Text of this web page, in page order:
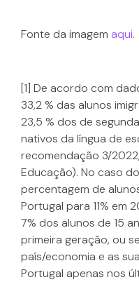
Fonte da imagem aqui.
[1] De acordo com
33,2 % das alunos
23,5 % dos de
nativos da língua de
recomendação 3/
Educação). No caso do
percentagem de
Portugal para 11% em
7% dos alunos de 15
primeira geração, ou
país/economia e as
Portugal apenas nos